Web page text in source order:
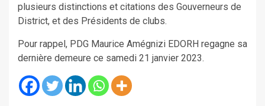
plusieurs distinctions et citations des Gouverneurs de
District, et des Présidents de clubs.
Pour rappel, PDG Maurice Amégnizi EDORH regagne sa
dernière demeure ce samedi 21 janvier 2023.